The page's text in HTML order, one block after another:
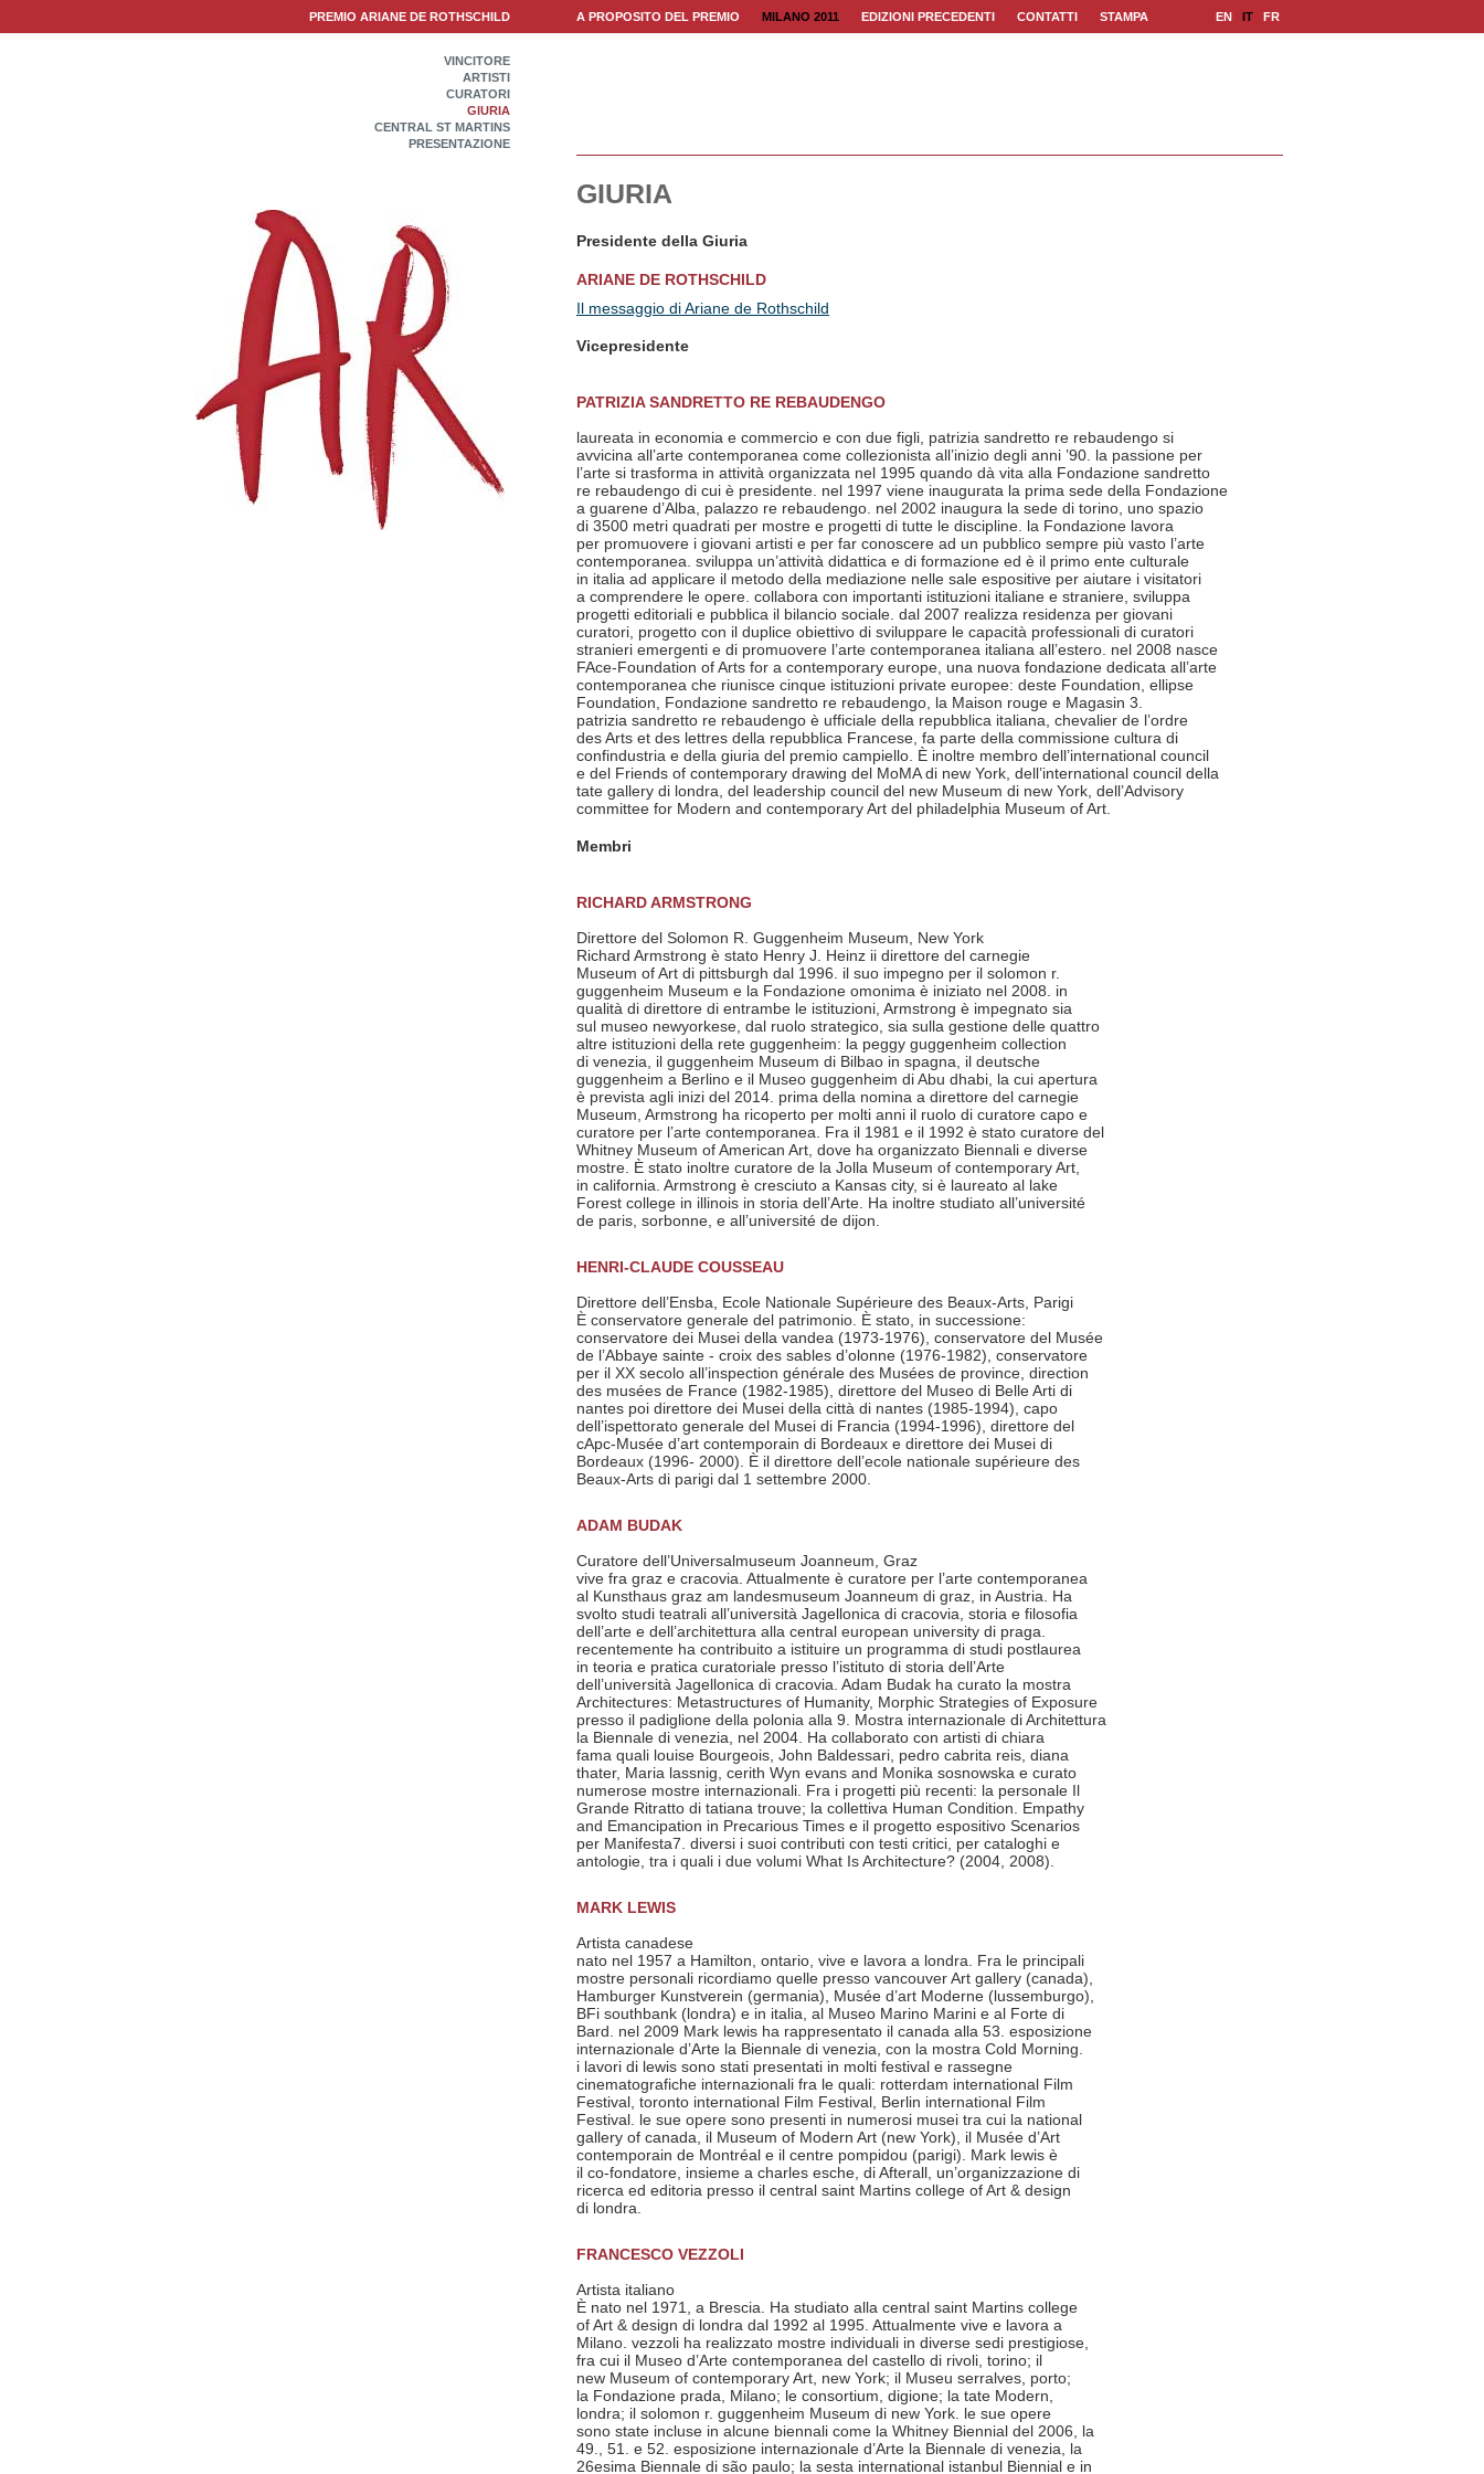
PREMIO ARIANE DE ROTHSCHILD A PROPOSITO DEL PREMIO MILANO 2011 EDIZIONI PRECEDENTI CONTATTI STAMPA EN IT FR
VINCITORE
ARTISTI
CURATORI
GIURIA
CENTRAL ST MARTINS
PRESENTAZIONE
GIURIA
Presidente della Giuria
ARIANE DE ROTHSCHILD
Il messaggio di Ariane de Rothschild
Vicepresidente
PATRIZIA SANDRETTO RE REBAUDENGO
laureata in economia e commercio e con due figli, patrizia sandretto re rebaudengo si
avvicina all’arte contemporanea come collezionista all’inizio degli anni ’90. la passione per
l’arte si trasforma in attività organizzata nel 1995 quando dà vita alla Fondazione sandretto
re rebaudengo di cui è presidente. nel 1997 viene inaugurata la prima sede della Fondazione
a guarene d’Alba, palazzo re rebaudengo. nel 2002 inaugura la sede di torino, uno spazio
di 3500 metri quadrati per mostre e progetti di tutte le discipline. la Fondazione lavora
per promuovere i giovani artisti e per far conoscere ad un pubblico sempre più vasto l’arte
contemporanea. sviluppa un’attività didattica e di formazione ed è il primo ente culturale
in italia ad applicare il metodo della mediazione nelle sale espositive per aiutare i visitatori
a comprendere le opere. collabora con importanti istituzioni italiane e straniere, sviluppa
progetti editoriali e pubblica il bilancio sociale. dal 2007 realizza residenza per giovani
curatori, progetto con il duplice obiettivo di sviluppare le capacità professionali di curatori
stranieri emergenti e di promuovere l’arte contemporanea italiana all’estero. nel 2008 nasce
FAce-Foundation of Arts for a contemporary europe, una nuova fondazione dedicata all’arte
contemporanea che riunisce cinque istituzioni private europee: deste Foundation, ellipse
Foundation, Fondazione sandretto re rebaudengo, la Maison rouge e Magasin 3.
patrizia sandretto re rebaudengo è ufficiale della repubblica italiana, chevalier de l’ordre
des Arts et des lettres della repubblica Francese, fa parte della commissione cultura di
confindustria e della giuria del premio campiello. È inoltre membro dell’international council
e del Friends of contemporary drawing del MoMA di new York, dell’international council della
tate gallery di londra, del leadership council del new Museum di new York, dell’Advisory
committee for Modern and contemporary Art del philadelphia Museum of Art.
Membri
RICHARD ARMSTRONG
Direttore del Solomon R. Guggenheim Museum, New York
Richard Armstrong è stato Henry J. Heinz ii direttore del carnegie
Museum of Art di pittsburgh dal 1996. il suo impegno per il solomon r.
guggenheim Museum e la Fondazione omonima è iniziato nel 2008. in
qualità di direttore di entrambe le istituzioni, Armstrong è impegnato sia
sul museo newyorkese, dal ruolo strategico, sia sulla gestione delle quattro
altre istituzioni della rete guggenheim: la peggy guggenheim collection
di venezia, il guggenheim Museum di Bilbao in spagna, il deutsche
guggenheim a Berlino e il Museo guggenheim di Abu dhabi, la cui apertura
è prevista agli inizi del 2014. prima della nomina a direttore del carnegie
Museum, Armstrong ha ricoperto per molti anni il ruolo di curatore capo e
curatore per l’arte contemporanea. Fra il 1981 e il 1992 è stato curatore del
Whitney Museum of American Art, dove ha organizzato Biennali e diverse
mostre. È stato inoltre curatore de la Jolla Museum of contemporary Art,
in california. Armstrong è cresciuto a Kansas city, si è laureato al lake
Forest college in illinois in storia dell’Arte. Ha inoltre studiato all’université
de paris, sorbonne, e all’université de dijon.
HENRI-CLAUDE COUSSEAU
Direttore dell’Ensba, Ecole Nationale Supérieure des Beaux-Arts, Parigi
È conservatore generale del patrimonio. È stato, in successione:
conservatore dei Musei della vandea (1973-1976), conservatore del Musée
de l’Abbaye sainte - croix des sables d’olonne (1976-1982), conservatore
per il XX secolo all’inspection générale des Musées de province, direction
des musées de France (1982-1985), direttore del Museo di Belle Arti di
nantes poi direttore dei Musei della città di nantes (1985-1994), capo
dell’ispettorato generale del Musei di Francia (1994-1996), direttore del
cApc-Musée d’art contemporain di Bordeaux e direttore dei Musei di
Bordeaux (1996- 2000). È il direttore dell’ecole nationale supérieure des
Beaux-Arts di parigi dal 1 settembre 2000.
ADAM BUDAK
Curatore dell’Universalmuseum Joanneum, Graz
vive fra graz e cracovia. Attualmente è curatore per l’arte contemporanea
al Kunsthaus graz am landesmuseum Joanneum di graz, in Austria. Ha
svolto studi teatrali all’università Jagellonica di cracovia, storia e filosofia
dell’arte e dell’architettura alla central european university di praga.
recentemente ha contribuito a istituire un programma di studi postlaurea
in teoria e pratica curatoriale presso l’istituto di storia dell’Arte
dell’università Jagellonica di cracovia. Adam Budak ha curato la mostra
Architectures: Metastructures of Humanity, Morphic Strategies of Exposure
presso il padiglione della polonia alla 9. Mostra internazionale di Architettura
la Biennale di venezia, nel 2004. Ha collaborato con artisti di chiara
fama quali louise Bourgeois, John Baldessari, pedro cabrita reis, diana
thater, Maria lassnig, cerith Wyn evans and Monika sosnowska e curato
numerose mostre internazionali. Fra i progetti più recenti: la personale Il
Grande Ritratto di tatiana trouve; la collettiva Human Condition. Empathy
and Emancipation in Precarious Times e il progetto espositivo Scenarios
per Manifesta7. diversi i suoi contributi con testi critici, per cataloghi e
antologie, tra i quali i due volumi What Is Architecture? (2004, 2008).
MARK LEWIS
Artista canadese
nato nel 1957 a Hamilton, ontario, vive e lavora a londra. Fra le principali
mostre personali ricordiamo quelle presso vancouver Art gallery (canada),
Hamburger Kunstverein (germania), Musée d’art Moderne (lussemburgo),
BFi southbank (londra) e in italia, al Museo Marino Marini e al Forte di
Bard. nel 2009 Mark lewis ha rappresentato il canada alla 53. esposizione
internazionale d’Arte la Biennale di venezia, con la mostra Cold Morning.
i lavori di lewis sono stati presentati in molti festival e rassegne
cinematografiche internazionali fra le quali: rotterdam international Film
Festival, toronto international Film Festival, Berlin international Film
Festival. le sue opere sono presenti in numerosi musei tra cui la national
gallery of canada, il Museum of Modern Art (new York), il Musée d’Art
contemporain de Montréal e il centre pompidou (parigi). Mark lewis è
il co-fondatore, insieme a charles esche, di Afterall, un’organizzazione di
ricerca ed editoria presso il central saint Martins college of Art & design
di londra.
FRANCESCO VEZZOLI
Artista italiano
È nato nel 1971, a Brescia. Ha studiato alla central saint Martins college
of Art & design di londra dal 1992 al 1995. Attualmente vive e lavora a
Milano. vezzoli ha realizzato mostre individuali in diverse sedi prestigiose,
fra cui il Museo d’Arte contemporanea del castello di rivoli, torino; il
new Museum of contemporary Art, new York; il Museu serralves, porto;
la Fondazione prada, Milano; le consortium, digione; la tate Modern,
londra; il solomon r. guggenheim Museum di new York. le sue opere
sono state incluse in alcune biennali come la Whitney Biennial del 2006, la
49., 51. e 52. esposizione internazionale d’Arte la Biennale di venezia, la
26esima Biennale di são paulo; la sesta international istanbul Biennial e in